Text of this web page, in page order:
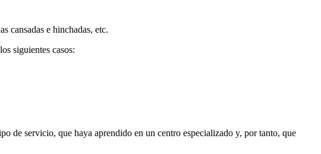
cansadas e hinchadas, etc.
siguientes casos:
de servicio, que haya aprendido en un centro especializado y, por tanto, que